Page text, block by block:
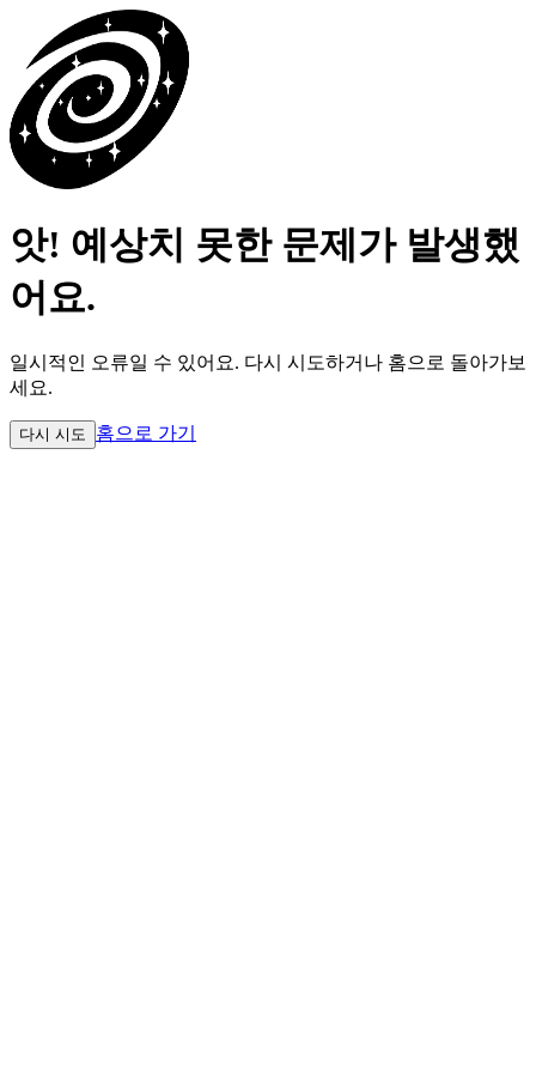
앗! 예상치 못한 문제가 발생했
어요.
일시적인 오류일 수 있어요. 다시 시도하거나 홈으로 돌아가보
세요.
다시 시도 홈으로 가기